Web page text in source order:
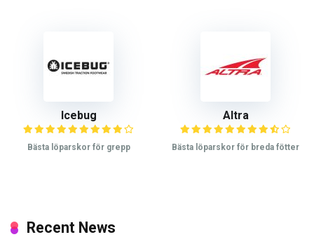
Icebug
Bästa löparskor för grepp
Altra
Bästa löparskor för breda fötter
Recent News